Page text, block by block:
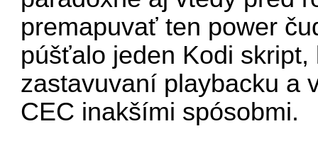
premapuvať ten power
púšťalo jeden Kodi skript,
zastavuvaní playbacku a
CEC inakšími spósobmi.